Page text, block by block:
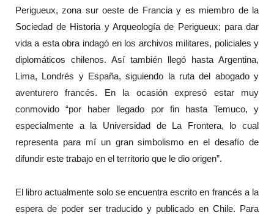
Perigueux, zona sur oeste de Francia y es miembro de la
Sociedad de Historia y Arqueología de Perigueux; para dar
vida a esta obra indagó en los archivos militares, policiales y
diplomáticos chilenos. Así también llegó hasta Argentina,
Lima, Londrés y España, siguiendo la ruta del abogado y
aventurero francés. En la ocasión expresó estar muy
conmovido “por haber llegado por fin hasta Temuco, y
especialmente a la Universidad de La Frontera, lo cual
representa para mí un gran simbolismo en el desafío de
difundir este trabajo en el territorio que le dio origen”.
El libro actualmente solo se encuentra escrito en francés a la
espera de poder ser traducido y publicado en Chile. Para